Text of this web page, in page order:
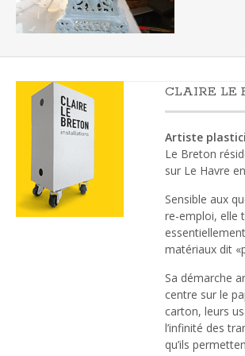
CLAIRE LE
Artiste
Le Breton
sur Le Havre
Sensible aux
re-emploi, elle
matériaux dit
Sa démarche
centre sur le
carton, leurs
l’infinité des
qu’ils